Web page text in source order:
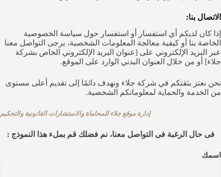
الاتصال بنا:
إذا كان لديكم أي استفسار أو استفسار حول سياسة الخصوصية
الخاصة بنا أو كيفية معالجة المعلومات الشخصية، يرجى التواصل معنا
عبر البريد الإلكتروني على [عنوان البريد الإلكتروني الخاص بشركة
جلاء] أو من خلال العنوان البدني الوارد على الموقع.
نحن نعتز بثقتكم في شركة جلاء ونهدف دائمًا إلى تقديم أعلى مستوى
من الخدمة والحماية لمعلوماتكم الشخصية.
إدارة موقع جلاء للمحاماة والاستشارات القانونية والتحكيم
فى حال الرغبة فى التواصل معنا، نم فضلك قم بملء هذا النموذج :
اسمك